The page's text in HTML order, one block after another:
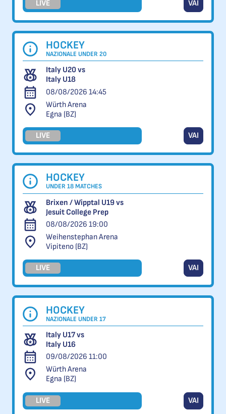
LIVE VAI
HOCKEY
NAZIONALE UNDER 20
Italy U20 vs
Italy U18
08/08/2026 14:45
Würth Arena
Egna (BZ)
LIVE VAI
HOCKEY
UNDER 18 MATCHES
Brixen / Wipptal U19 vs
Jesuit College Prep
08/08/2026 19:00
Weihenstephan Arena
Vipiteno (BZ)
LIVE VAI
HOCKEY
NAZIONALE UNDER 17
Italy U17 vs
Italy U16
09/08/2026 11:00
Würth Arena
Egna (BZ)
LIVE VAI